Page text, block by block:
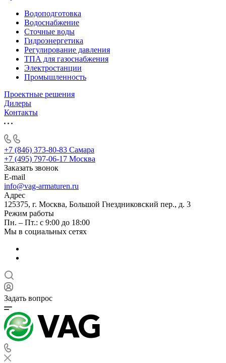
Водоподготовка
Водоснабжение
Сточные воды
Гидроэнергетика
Регулирование давления
ТПА для газоснабжения
Электростанции
Промышленность
Проектные решения
Дилеры
Контакты
+7 (846) 373-80-83 Самара
+7 (495) 797-06-17 Москва
Заказать звонок
E-mail
info@vag-armaturen.ru
Адрес
125375, г. Москва, Большой Гнездниковский пер., д. 3
Режим работы
Пн. – Пт.: с 9:00 до 18:00
Мы в социальных сетях
Задать вопрос